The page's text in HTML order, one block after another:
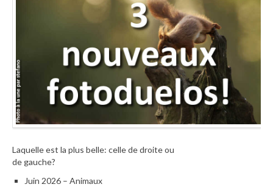
Laquelle est la plus belle: celle de droite ou
de gauche?
Juin 2026 – Animaux